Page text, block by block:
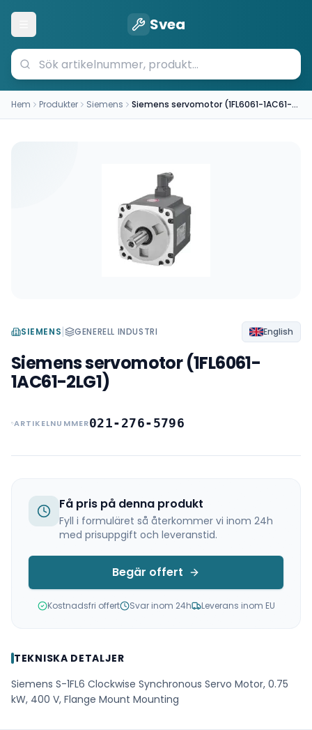
Öppna meny Svea
Hem Produkter Siemens Siemens servomotor (1FL6061-1AC61-2LG1)
SIEMENS| GENERELL INDUSTRI English
Siemens servomotor (1FL6061-
1AC61-2LG1)
ARTIKELNUMMER021-276-5796
Få pris på denna produkt
Fyll i formuläret så återkommer vi inom 24h
med prisuppgift och leveranstid.
Begär offert
Kostnadsfri offert Svar inom 24h Leverans inom EU
TEKNISKA DETALJER
Siemens S-1FL6 Clockwise Synchronous Servo Motor, 0.75
kW, 400 V, Flange Mount Mounting